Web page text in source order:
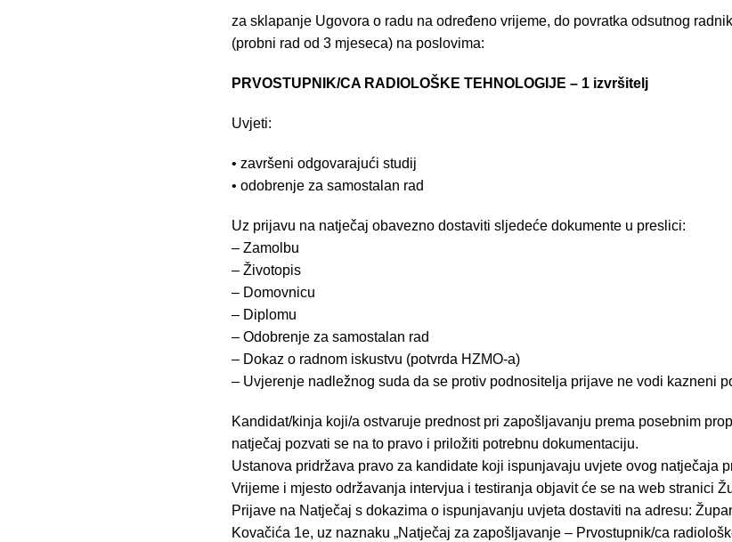
za sklapanje Ugovora o radu na određeno vrijeme, do povratka odsutnog
(probni rad od 3 mjeseca) na poslovima:
PRVOSTUPNIK/CA RADIOLOŠKE TEHNOLOGIJE – 1 izvršitelj
Uvjeti:
• završeni odgovarajući studij
• odobrenje za samostalan rad
Uz prijavu na natječaj obavezno dostaviti sljedeće dokumente u preslici:
– Zamolbu
– Životopis
– Domovnicu
– Diplomu
– Odobrenje za samostalan rad
– Dokaz o radnom iskustvu (potvrda HZMO-a)
– Uvjerenje nadležnog suda da se protiv podnositelja prijave ne vodi kazneni
Kandidat/kinja koji/a ostvaruje prednost pri zapošljavanju prema posebnim
natječaj pozvati se na to pravo i priložiti potrebnu dokumentaciju.
Ustanova pridržava pravo za kandidate koji ispunjavaju uvjete ovog natječaja
Vrijeme i mjesto održavanja intervjua i testiranja objavit će se na web stranici
Prijave na Natječaj s dokazima o ispunjavanju uvjeta dostaviti na adresu:
Kovačića 1e, uz naznaku „Natječaj za zapošljavanje – Prvostupnik/ca